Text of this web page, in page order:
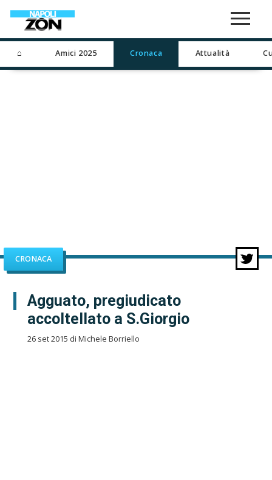
⌂ Amici 2025 Cronaca Attualità
CRONACA
Agguato, pregiudicato
accoltellato a S.Giorgio
26 set 2015 di Michele Borriello